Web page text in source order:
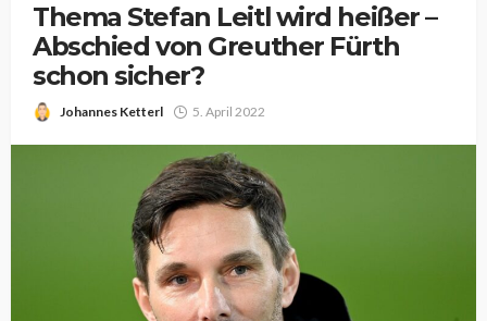
Thema Stefan Leitl wird heißer –
Abschied von Greuther Fürth
schon sicher?
Johannes Ketterl 5. April 2022